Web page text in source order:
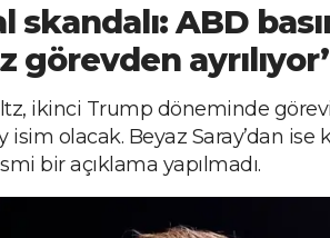
skandalı: ABD
görevden
ikinci Trump döneminde
isim olacak. Beyaz Saray’dan ise
bir açıklama yapılmadı.